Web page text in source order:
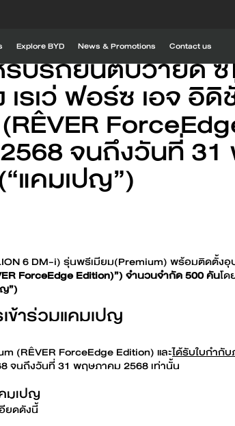
6 DM-i
out more
BYD SEALION 5
out more
BYD M6 BYD SEAL
Explore BYD
BYD
BYD
experience
Charging stations
News & Promotions Contact us
ส่งเสริมการขาย
บรถยนต์บีวายดี
เว่ ฟอร์ซ เอจ อิดิ
จนถึงวันที่
แคมเปญ”)
6 DM-i) รุ่นพรีเมียม(Premium) พร้อมติดตั้ง
ForceEdge Edition)”) จำนวนจำกัด 500 คันโด
”)
ข้าร่วมแคมเปญ
(RÊVER ForceEdge Edition) และได้รับใบกำกั
จนถึงวันที่ 31 พฤษภาคม 2568 เท่านั้น
มเปญ
ยดดังนี้